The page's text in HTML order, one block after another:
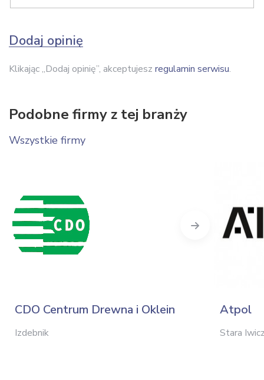
Dodaj opinię
Klikając „Dodaj opinię”, akceptujesz regulamin serwisu.
Podobne firmy z tej branży
Wszystkie firmy
CDO Centrum Drewna i Oklein
Izdebnik
Atpol
Stara
Next